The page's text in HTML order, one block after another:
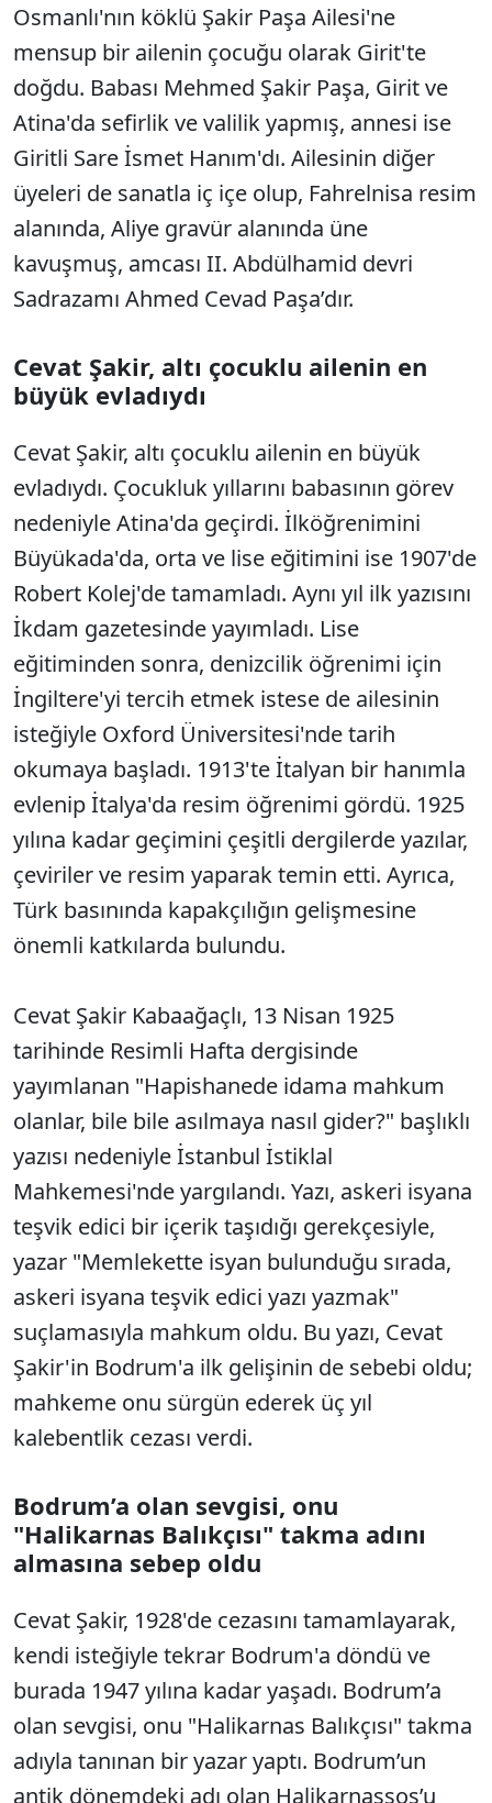
Osmanlı'nın köklü Şakir Paşa Ailesi'ne
mensup bir ailenin çocuğu olarak Girit'te
doğdu. Babası Mehmed Şakir Paşa, Girit ve
Atina'da sefirlik ve valilik yapmış, annesi ise
Giritli Sare İsmet Hanım'dı. Ailesinin diğer
üyeleri de sanatla iç içe olup, Fahrelnisa resim
alanında, Aliye gravür alanında üne
kavuşmuş, amcası II. Abdülhamid devri
Sadrazamı Ahmed Cevad Paşa’dır.
Cevat Şakir, altı çocuklu ailenin en
büyük evladıydı
Cevat Şakir, altı çocuklu ailenin en büyük
evladıydı. Çocukluk yıllarını babasının görev
nedeniyle Atina'da geçirdi. İlköğrenimini
Büyükada'da, orta ve lise eğitimini ise 1907'de
Robert Kolej'de tamamladı. Aynı yıl ilk yazısını
İkdam gazetesinde yayımladı. Lise
eğitiminden sonra, denizcilik öğrenimi için
İngiltere'yi tercih etmek istese de ailesinin
isteğiyle Oxford Üniversitesi'nde tarih
okumaya başladı. 1913'te İtalyan bir hanımla
evlenip İtalya'da resim öğrenimi gördü. 1925
yılına kadar geçimini çeşitli dergilerde yazılar,
çeviriler ve resim yaparak temin etti. Ayrıca,
Türk basınında kapakçılığın gelişmesine
önemli katkılarda bulundu.
Cevat Şakir Kabaağaçlı, 13 Nisan 1925
tarihinde Resimli Hafta dergisinde
yayımlanan "Hapishanede idama mahkum
olanlar, bile bile asılmaya nasıl gider?" başlıklı
yazısı nedeniyle İstanbul İstiklal
Mahkemesi'nde yargılandı. Yazı, askeri isyana
teşvik edici bir içerik taşıdığı gerekçesiyle,
yazar "Memlekette isyan bulunduğu sırada,
askeri isyana teşvik edici yazı yazmak"
suçlamasıyla mahkum oldu. Bu yazı, Cevat
Şakir'in Bodrum'a ilk gelişinin de sebebi oldu;
mahkeme onu sürgün ederek üç yıl
kalebentlik cezası verdi.
Bodrum’a olan sevgisi, onu
"Halikarnas Balıkçısı" takma adını
almasına sebep oldu
Cevat Şakir, 1928'de cezasını tamamlayarak,
kendi isteğiyle tekrar Bodrum'a döndü ve
burada 1947 yılına kadar yaşadı. Bodrum’a
olan sevgisi, onu "Halikarnas Balıkçısı" takma
adıyla tanınan bir yazar yaptı. Bodrum’un
antik dönemdeki adı olan Halikarnassos’u